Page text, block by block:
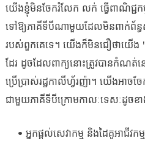
យើងខ្ញុំមិនចែករំលែក លក់ ធ្វើពាណិជ្ជក
ទៅឱ្យភាគីទីបីណាមួយដែលមិនពាក់ព័ន្ធសម្
របស់ពួកគេទេ។ យើងក៏មិនជឿថាយើង
ដែរ ដូចដែលពាក្យនោះត្រូវបានកំណត់ន
ប្រើប្រាស់រដ្ឋកាលីហ្វ័រញ៉ា។ យើងអាចច
ជាមួយភាគីទីបីក្រោមកាលៈទេសៈដូចខា
• អ្នកផ្តល់សេវាកម្ម និងដៃគូអាជីវ